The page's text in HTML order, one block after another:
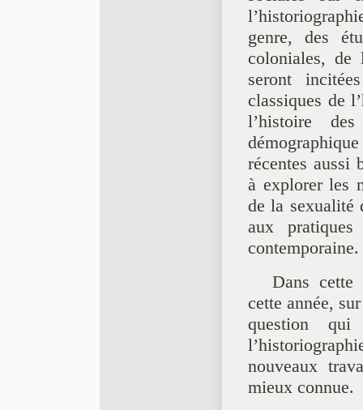
genre, des
coloniales, de
seront
classiques de
l’histoire
récentes aussi
à explorer les
de la sexualité
aux
contemporaine.
Dans cette
cette année,
question qui
nouveaux
mieux connue.